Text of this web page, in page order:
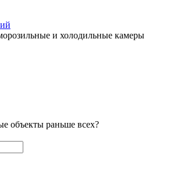
и холодильные камеры
объекты раньше всех?